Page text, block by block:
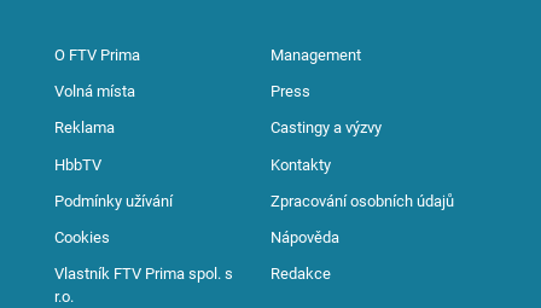
O FTV Prima Management
Volná místa Press
Reklama Castingy a výzvy
HbbTV Kontakty
Podmínky užívání Zpracování osobních údajů
Cookies Nápověda
Vlastník FTV Prima spol. s
r.o.
Redakce